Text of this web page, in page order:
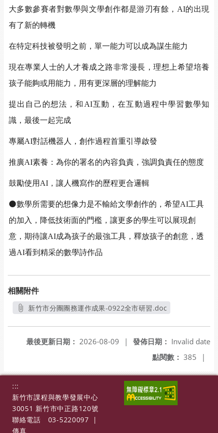
大多數參賽者對數學與文學創作都是游刃有餘， AI的出現
有了新的轉機
在特定科技被發明之前，單一能力可以成為謀生能力
現在專業人士的人才養成之路非常漫長，理想上希望培養
孩子能夠或用能力，用有更深層的理解能力
提出自己的想法，和 AI互動，在互動過程中學習數學知
識，最後一起完成
專屬AI對話機器人，創作過程首重引導啟發
推廣AI素養：為你的署名的內容負責，強調負責任的態度
鼓勵使用 AI ，讓人機寫作的歷程更合邏輯
⚫數學所需要的想像力是不輸給文學創作的，希望AI工具
的加入，降低技術面的門檻，讓更多的學生可以展現創
意，期待讓AI成為孩子的最強工具，釋放孩子的創意，透
過AI看到精采的數學詩作品
相關附件
新竹市分團團務運作成果-0922全市研習.doc
發佈日期： Invalid date
最後更新日期： 2026-08-09
|
點閱數： 385 |
:::
新竹市課程與教學發展中心
30051 新竹市中正路120號
聯絡電話
03-5220097
|
傳真